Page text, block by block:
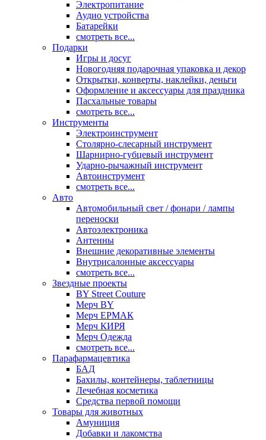
Электропитание
Аудио устройства
Батарейки
смотреть все...
Подарки
Игры и досуг
Новогодняя подарочная упаковка и декор
Открытки, конверты, наклейки, деньги
Оформление и аксессуары для праздника
Пасхальные товары
смотреть все...
Инструменты
Электроинструмент
Столярно-слесарный инструмент
Шарнирно-губцевый инструмент
Ударно-рычажный инструмент
Автоинструмент
смотреть все...
Авто
Автомобильный свет / фонари / лампы
переноски
Автоэлектроника
Антенны
Внешние декоративные элементы
Внутрисалонные аксессуары
смотреть все...
Звездные проекты
BY Street Couture
Мерч BY
Мерч ЕРМАК
Мерч КИРЯ
Мерч Одежда
смотреть все...
Парафармацевтика
БАД
Бахилы, контейнеры, таблетницы
Лечебная косметика
Средства первой помощи
Товары для животных
Амуниция
Добавки и лакомства